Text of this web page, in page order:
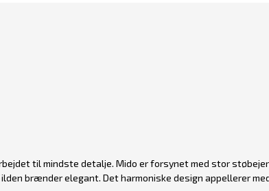
til mindste detalje. Mido er forsynet med stor
brænder elegant. Det harmoniske design appellerer